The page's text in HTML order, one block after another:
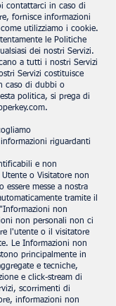
contattarci in caso di
fornisce informazioni
utilizziamo i cookie.
le Politiche
dei nostri Servizi.
a tutti i nostri Servizi
Servizi costituisce
caso di dubbi o
politica, si prega di
.
riguardanti
e non
o Visitatore non
essere messe a nostra
tramite il
non
non personali non ci
l'utente o il visitatore
Le Informazioni non
principalmente in
e tecniche,
e click-stream di
scorrimenti di
informazioni non